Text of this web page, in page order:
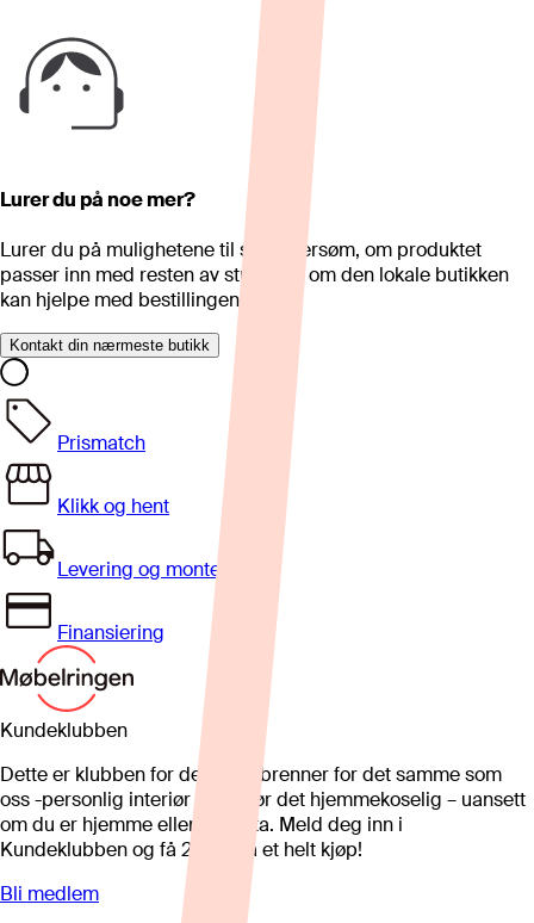
Lurer du på noe mer?
Lurer du på mulighetene til skreddersøm, om produktet
passer inn med resten av stua eller om den lokale butikken
kan hjelpe med bestillingen?
Kontakt din nærmeste butikk
Prismatch
Klikk og hent
Levering og montering
Finansiering
Kundeklubben
Dette er klubben for deg som brenner for det samme som
oss -personlig interiør som gjør det hjemmekoselig – uansett
om du er hjemme eller på hytta. Meld deg inn i
Kundeklubben og få 25%* på et helt kjøp!
Bli medlem